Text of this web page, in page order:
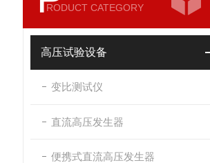
RODUCT CATEGORY
高压试验设备
变比测试仪
直流高压发生器
便携式直流高压发生器